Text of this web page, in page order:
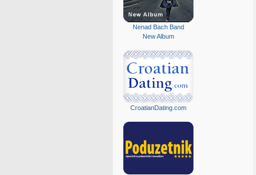
Nenad Bach Band
New Album
CroatianDating.com